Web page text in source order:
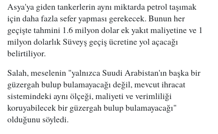
Asya'ya giden tankerlerin aynı miktarda petrol taşımak
için daha fazla sefer yapması gerekecek. Bunun her
geçişte tahmini 1.6 milyon dolar ek yakıt maliyetine ve 1
milyon dolarlık Süveyş geçiş ücretine yol açacağı
belirtiliyor.
Salah, meselenin "yalnızca Suudi Arabistan'ın başka bir
güzergah bulup bulamayacağı değil, mevcut ihracat
sistemindeki aynı ölçeği, maliyeti ve verimliliği
koruyabilecek bir güzergah bulup bulamayacağı"
olduğunu söyledi.